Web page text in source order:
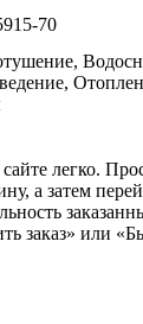
70
легко.
а затем
заказ» или